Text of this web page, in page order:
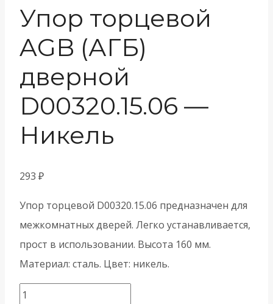
Упор торцевой
AGB (АГБ)
дверной
D00320.15.06 —
Никель
293 ₽
Упор торцевой D00320.15.06 предназначен для
межкомнатных дверей. Легко устанавливается,
прост в использовании. Высота 160 мм.
Материал: сталь. Цвет: никель.
Количество